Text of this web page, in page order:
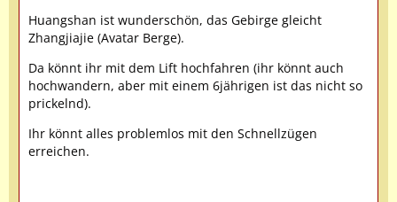
Huangshan ist wunderschön, das Gebirge gleicht
Zhangjiajie (Avatar Berge).
Da könnt ihr mit dem Lift hochfahren (ihr könnt auch
hochwandern, aber mit einem 6jährigen ist das nicht so
prickelnd).
Ihr könnt alles problemlos mit den Schnellzügen
erreichen.